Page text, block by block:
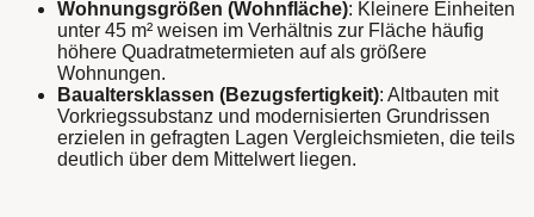
Wohnungsgrößen (Wohnfläche): Kleinere Einheiten
unter 45 m² weisen im Verhältnis zur Fläche häufig
höhere Quadratmetermieten auf als größere
Wohnungen.
Baualtersklassen (Bezugsfertigkeit): Altbauten mit
Vorkriegssubstanz und modernisierten Grundrissen
erzielen in gefragten Lagen Vergleichsmieten, die teils
deutlich über dem Mittelwert liegen.